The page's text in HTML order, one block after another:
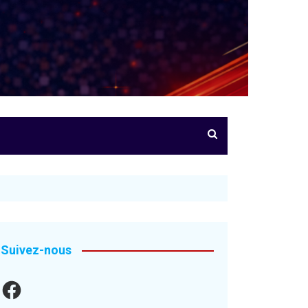
Suivez-nous
Facebook